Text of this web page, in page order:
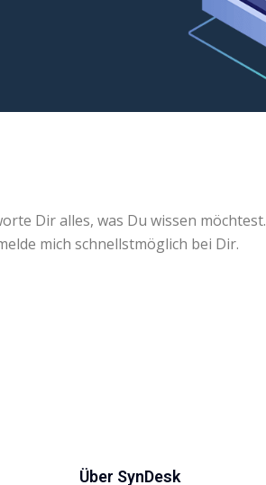
Dir alles, was Du wissen möchtest.
mich schnellstmöglich bei Dir.
Über SynDesk